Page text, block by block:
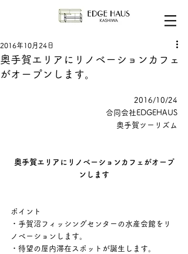
奥手賀エリアにリノベーションカフェ
がオープンします。
2016年10月24日
2016/10/24
合同会社EDGEHAUS
奥手賀ツーリズム
奥手賀エリアにリノベーションカフェがオープ
ンします
ポイント
・手賀沼フィッシングセンターの水産会館をリ
ノベーションします。
・待望の屋内滞在スポットが誕生します。